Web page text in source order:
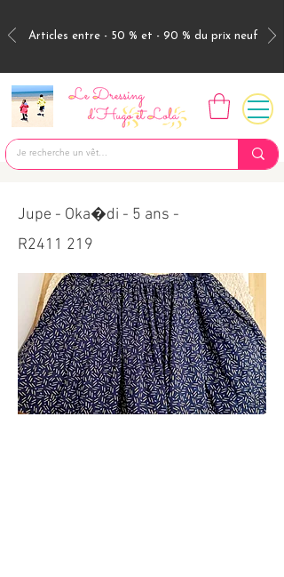
Articles entre - 50 % et - 90 % du prix neuf
Jupe - Oka�di - 5 ans -
R2411 219